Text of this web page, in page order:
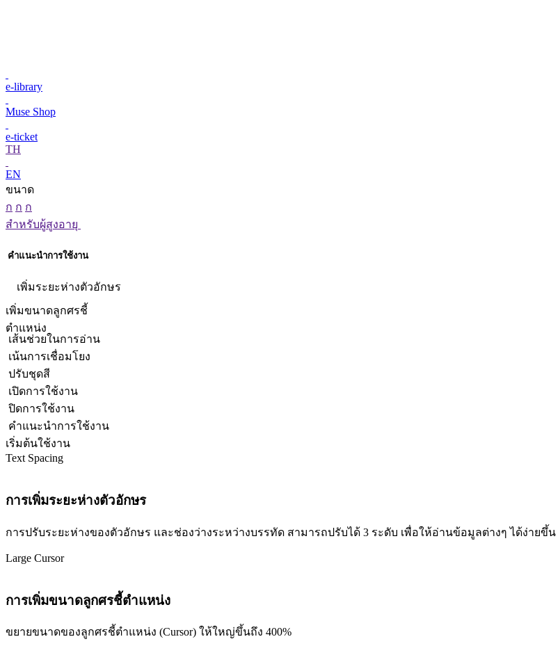
e-library
Muse Shop
e-ticket
TH
EN
ขนาด
ก ก ก
สำหรับผู้สูงอายุ
คำแนะนำการใช้งาน
เพิ่มระยะห่างตัวอักษร
เพิ่มขนาดลูกศรชี้
ตำแหน่ง
เส้นช่วยในการอ่าน
เน้นการเชื่อมโยง
ปรับชุดสี
เปิดการใช้งาน
ปิดการใช้งาน
คำแนะนำการใช้งาน
เริ่มต้นใช้งาน
Text Spacing
การเพิ่มระยะห่างตัวอักษร
การปรับระยะห่างของตัวอักษร และช่องว่างระหว่างบรรทัด สามารถปรับได้ 3 ระดับ เพื่อให้อ่านข้อมูลต่างๆ ได้ง่ายขึ้น
Large Cursor
การเพิ่มขนาดลูกศรชี้ตำแหน่ง
ขยายขนาดของลูกศรชี้ตำแหน่ง (Cursor) ให้ใหญ่ขึ้นถึง 400%